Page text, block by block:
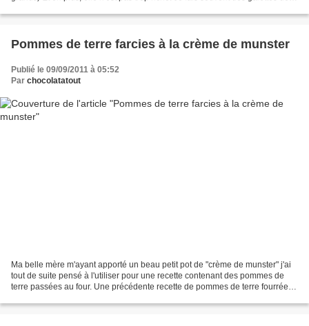
Pommes de terre farcies à la crème de munster
Publié le 09/09/2011 à 05:52
Par chocolatatout
Ma belle mère m'ayant apporté un beau petit pot de "crème de munster" j'ai
tout de suite pensé à l'utiliser pour une recette contenant des pommes de
terre passées au four. Une précédente recette de pommes de terre fourrées